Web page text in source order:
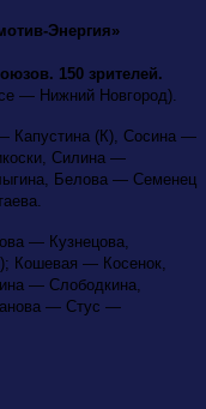
Энергия»
150 зрителей.
— Нижний Новгород).
Капустина (К), Сосина —
Силина —
Белова — Семенец
— Кузнецова,
Кошевая — Косенок,
— Слободкина,
— Стус —